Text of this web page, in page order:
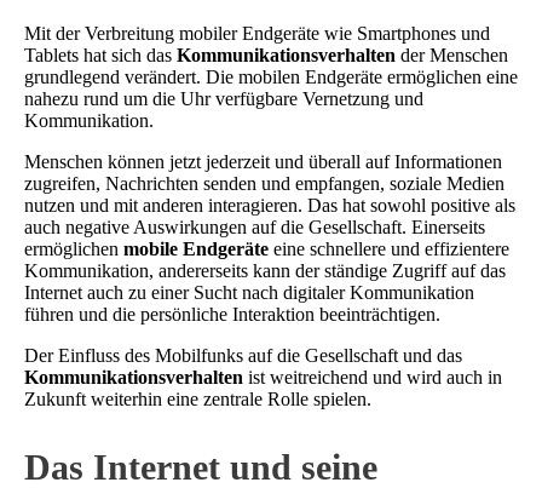
Mit der Verbreitung mobiler Endgeräte wie Smartphones und
Tablets hat sich das Kommunikationsverhalten der Menschen
grundlegend verändert. Die mobilen Endgeräte ermöglichen eine
nahezu rund um die Uhr verfügbare Vernetzung und
Kommunikation.
Menschen können jetzt jederzeit und überall auf Informationen
zugreifen, Nachrichten senden und empfangen, soziale Medien
nutzen und mit anderen interagieren. Das hat sowohl positive als
auch negative Auswirkungen auf die Gesellschaft. Einerseits
ermöglichen mobile Endgeräte eine schnellere und effizientere
Kommunikation, andererseits kann der ständige Zugriff auf das
Internet auch zu einer Sucht nach digitaler Kommunikation
führen und die persönliche Interaktion beeinträchtigen.
Der Einfluss des Mobilfunks auf die Gesellschaft und das
Kommunikationsverhalten ist weitreichend und wird auch in
Zukunft weiterhin eine zentrale Rolle spielen.
Das Internet und seine